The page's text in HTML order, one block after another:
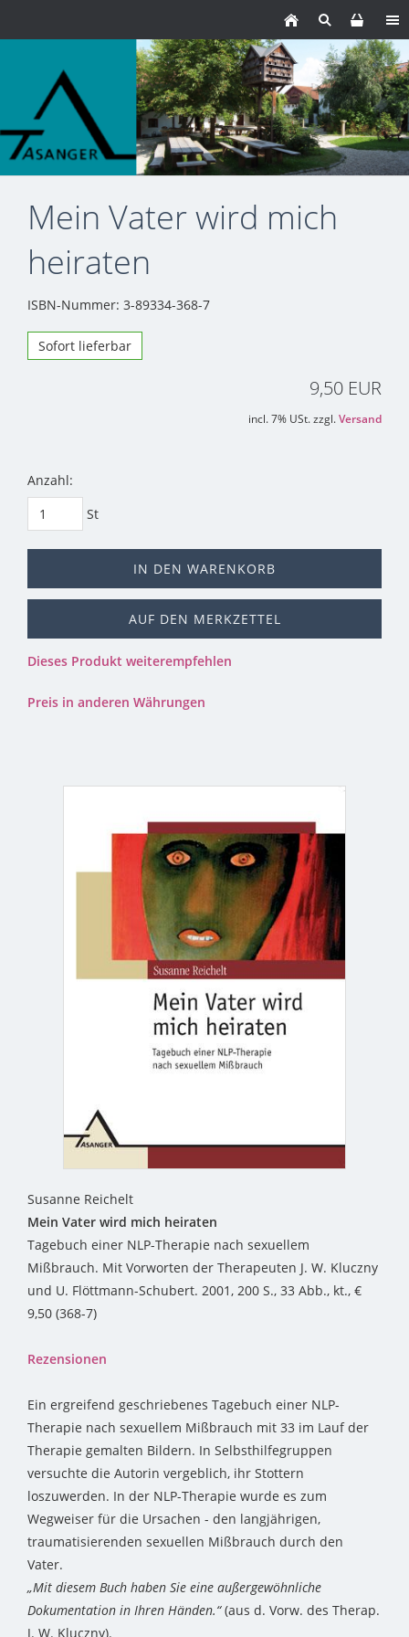
Mein Vater wird mich
heiraten
ISBN-Nummer: 3-89334-368-7
Sofort lieferbar
9,50 EUR
incl. 7% USt. zzgl. Versand
Anzahl:
St
IN DEN WARENKORB
AUF DEN MERKZETTEL
Dieses Produkt weiterempfehlen
Preis in anderen Währungen
Susanne Reichelt
Mein Vater wird mich heiraten
Tagebuch einer NLP-Therapie nach sexuellem
Mißbrauch. Mit Vorworten der Therapeuten J. W. Kluczny
und U. Flöttmann-Schubert. 2001, 200 S., 33 Abb., kt., €
9,50 (368-7)
Rezensionen
Ein ergreifend geschriebenes Tagebuch einer NLP-
Therapie nach sexuellem Mißbrauch mit 33 im Lauf der
Therapie gemalten Bildern. In Selbsthilfegruppen
versuchte die Autorin vergeblich, ihr Stottern
loszuwerden. In der NLP-Therapie wurde es zum
Wegweiser für die Ursachen - den langjährigen,
traumatisierenden sexuellen Mißbrauch durch den
Vater.
„Mit diesem Buch haben Sie eine außergewöhnliche
Dokumentation in Ihren Händen.“(aus d. Vorw. des Therap.
J. W. Kluczny).